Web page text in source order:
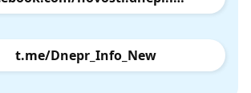
t.me/Dnepr_Info_New